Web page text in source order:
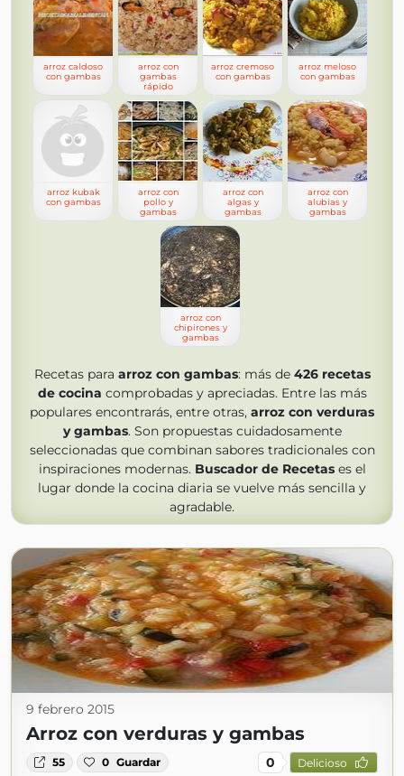
arroz caldoso
con gambas
arroz con
gambas
rápido
arroz cremoso
con gambas
arroz meloso
con gambas
arroz kubak
con gambas
arroz con
pollo y
gambas
arroz con
algas y
gambas
arroz con
alubias y
gambas
arroz con
chipirones y
gambas
Recetas para arroz con gambas: más de 426 recetas
de cocina comprobadas y apreciadas. Entre las más
populares encontrarás, entre otras, arroz con verduras
y gambas. Son propuestas cuidadosamente
seleccionadas que combinan sabores tradicionales con
inspiraciones modernas. Buscador de Recetases el
lugar donde la cocina diaria se vuelve más sencilla y
agradable.
9 febrero 2015
Arroz con verduras y gambas
55 0 Guardar 0 Delicioso